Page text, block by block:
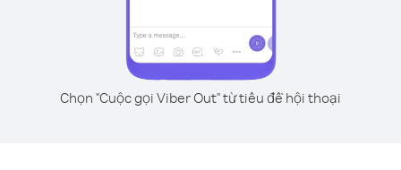
Chọn "Cuộc gọi Viber Out" từ tiêu đề hội thoại